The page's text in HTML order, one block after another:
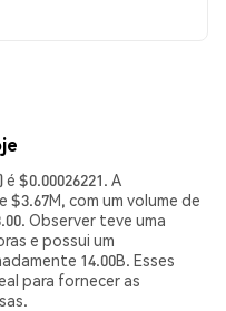
$0.00026221. A
com um volume de
Observer teve uma
e possui um
14.00B. Esses
para fornecer as